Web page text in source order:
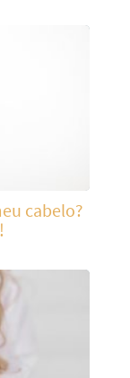
cabelo?